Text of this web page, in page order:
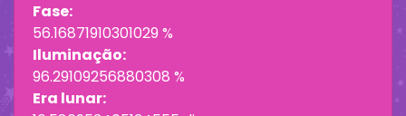
Fase:
56.16871910301029 %
Iluminação:
96.29109256880308 %
Era lunar: